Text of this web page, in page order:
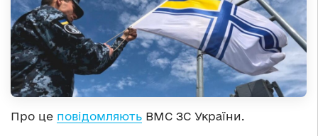
Про це повідомляють ВМС ЗС України.